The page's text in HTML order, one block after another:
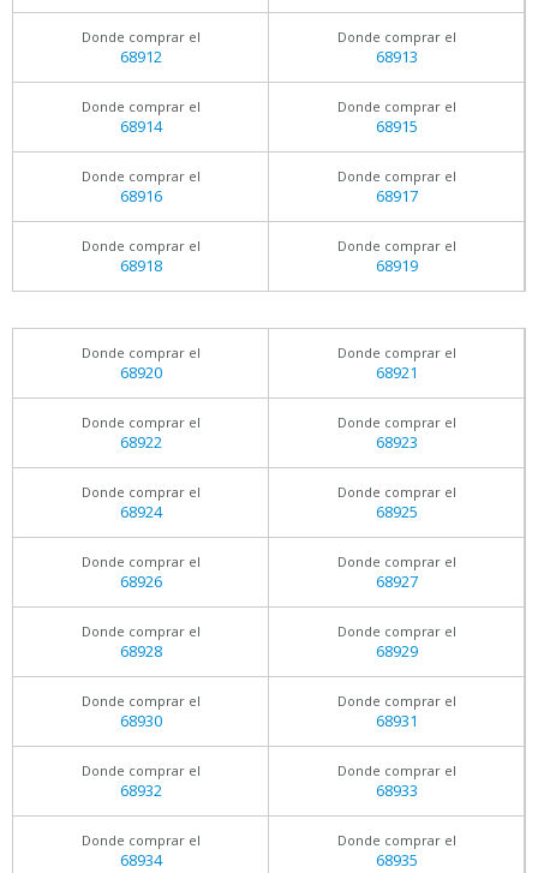
Donde comprar el
68912
Donde comprar el
68913
Donde comprar el
68914
Donde comprar el
68915
Donde comprar el
68916
Donde comprar el
68917
Donde comprar el
68918
Donde comprar el
68919
Donde comprar el
68920
Donde comprar el
68921
Donde comprar el
68922
Donde comprar el
68923
Donde comprar el
68924
Donde comprar el
68925
Donde comprar el
68926
Donde comprar el
68927
Donde comprar el
68928
Donde comprar el
68929
Donde comprar el
68930
Donde comprar el
68931
Donde comprar el
68932
Donde comprar el
68933
Donde comprar el
68934
Donde comprar el
68935